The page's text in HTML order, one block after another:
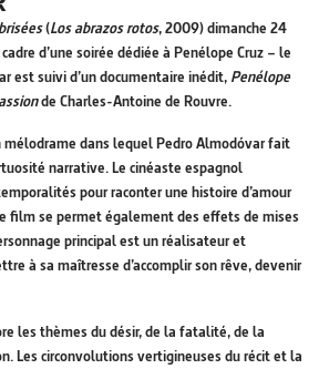
(Los abrazos rotos, 2009) dimanche 24
d’une soirée dédiée à Penélope Cruz – le
est suivi d’un documentaire inédit, Penélope
de Charles-Antoine de Rouvre.
dans lequelPedro Almodóvarfait
narrative. Le cinéaste espagnol
pour raconter une histoire d’amour
film se permet également des effets de mises
principal est un réalisateur et
à sa maîtresse d’accomplir son rêve, devenir
les thèmes du désir, de la fatalité, de la
Les circonvolutions vertigineuses du récit et la